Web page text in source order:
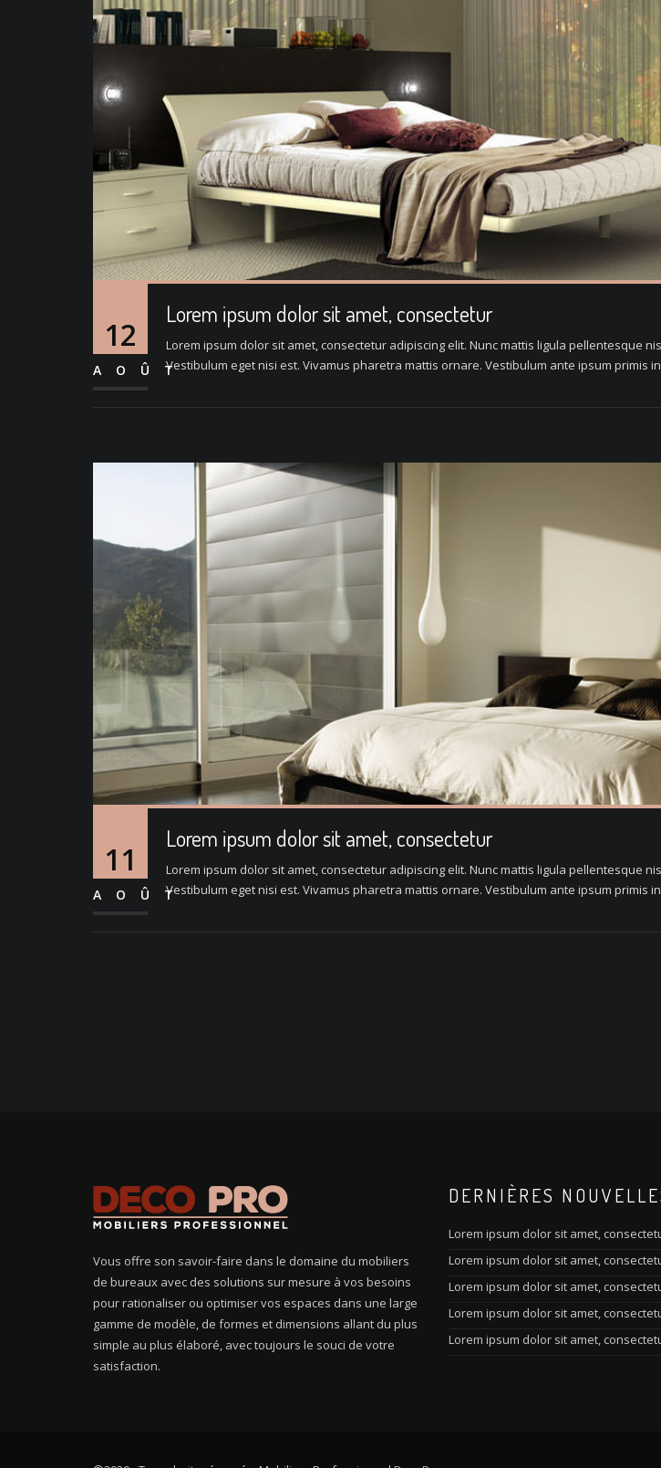
12
AOÛT
Lorem ipsum dolor sit amet, consectetur
Lorem ipsum dolor sit amet, consectetur adipiscing elit. Nunc mattis ligula pellentesque
Vestibulum eget nisi est. Vivamus pharetra mattis ornare. Vestibulum ante ipsum primis
11
AOÛT
Lorem ipsum dolor sit amet, consectetur
Lorem ipsum dolor sit amet, consectetur adipiscing elit. Nunc mattis ligula pellentesque
Vestibulum eget nisi est. Vivamus pharetra mattis ornare. Vestibulum ante ipsum primis
Vous offre son savoir-faire dans le domaine du mobiliers
de bureaux avec des solutions sur mesure à vos besoins
pour rationaliser ou optimiser vos espaces dans une large
gamme de modèle, de formes et dimensions allant du plus
simple au plus élaboré, avec toujours le souci de votre
satisfaction.
DERNIÈRES
Lorem ipsum dolor sit amet,
Lorem ipsum dolor sit amet,
Lorem ipsum dolor sit amet,
Lorem ipsum dolor sit amet,
Lorem ipsum dolor sit amet,